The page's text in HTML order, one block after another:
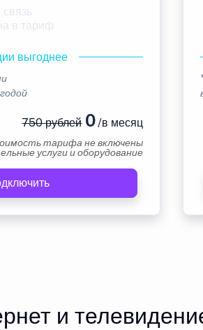
в тариф
выгоднее
750 рублей0/в месяц
тарифа не включены
услуги и оборудование
и